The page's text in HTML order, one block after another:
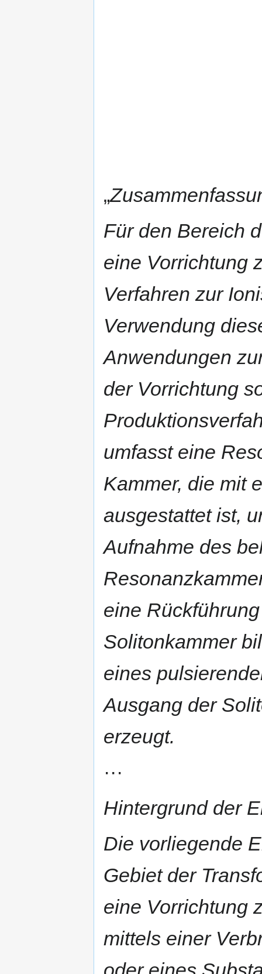
„
Für den Bereich
eine Vorrichtung
Verfahren zur
Verwendung
Anwendungen
der Vorrichtung
umfasst eine
Kammer, die mit
ausgestattet ist,
Aufnahme des
eine
Solitonkammer
eines
Ausgang der
erzeugt.
···
Hintergrund der
Die vorliegende
Gebiet der
eine Vorrichtung
mittels einer